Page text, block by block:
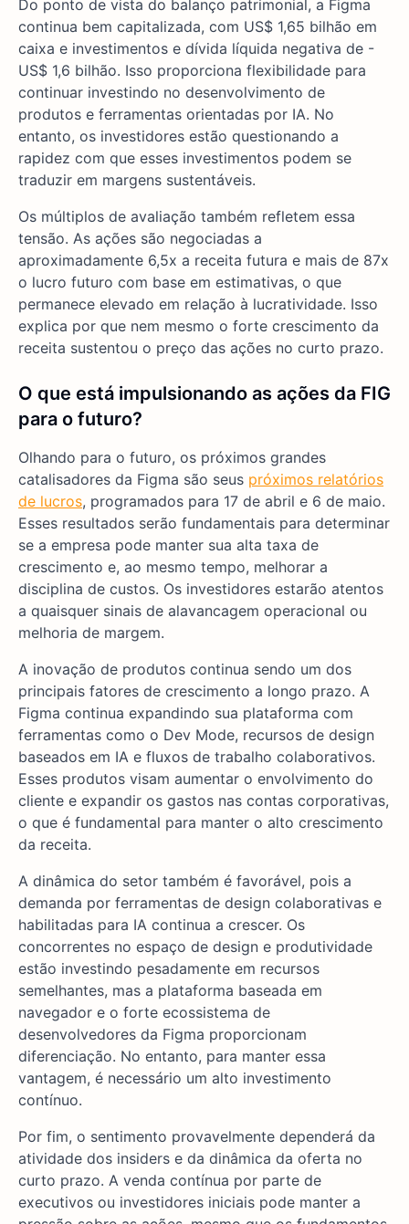
Do ponto de vista do balanço patrimonial, a Figma
continua bem capitalizada, com US$ 1,65 bilhão em
caixa e investimentos e dívida líquida negativa de -
US$ 1,6 bilhão. Isso proporciona flexibilidade para
continuar investindo no desenvolvimento de
produtos e ferramentas orientadas por IA. No
entanto, os investidores estão questionando a
rapidez com que esses investimentos podem se
traduzir em margens sustentáveis.
Os múltiplos de avaliação também refletem essa
tensão. As ações são negociadas a
aproximadamente 6,5x a receita futura e mais de 87x
o lucro futuro com base em estimativas, o que
permanece elevado em relação à lucratividade. Isso
explica por que nem mesmo o forte crescimento da
receita sustentou o preço das ações no curto prazo.
O que está impulsionando as ações da FIG
para o futuro?
Olhando para o futuro, os próximos grandes
catalisadores da Figma são seus próximos relatórios
de lucros, programados para 17 de abril e 6 de maio.
Esses resultados serão fundamentais para determinar
se a empresa pode manter sua alta taxa de
crescimento e, ao mesmo tempo, melhorar a
disciplina de custos. Os investidores estarão atentos
a quaisquer sinais de alavancagem operacional ou
melhoria de margem.
A inovação de produtos continua sendo um dos
principais fatores de crescimento a longo prazo. A
Figma continua expandindo sua plataforma com
ferramentas como o Dev Mode, recursos de design
baseados em IA e fluxos de trabalho colaborativos.
Esses produtos visam aumentar o envolvimento do
cliente e expandir os gastos nas contas corporativas,
o que é fundamental para manter o alto crescimento
da receita.
A dinâmica do setor também é favorável, pois a
demanda por ferramentas de design colaborativas e
habilitadas para IA continua a crescer. Os
concorrentes no espaço de design e produtividade
estão investindo pesadamente em recursos
semelhantes, mas a plataforma baseada em
navegador e o forte ecossistema de
desenvolvedores da Figma proporcionam
diferenciação. No entanto, para manter essa
vantagem, é necessário um alto investimento
contínuo.
Por fim, o sentimento provavelmente dependerá da
atividade dos insiders e da dinâmica da oferta no
curto prazo. A venda contínua por parte de
executivos ou investidores iniciais pode manter a